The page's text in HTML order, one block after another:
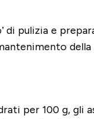
di pulizia e
per 100 g,